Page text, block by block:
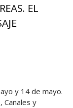
EL
y 14 de mayo.
Canales y